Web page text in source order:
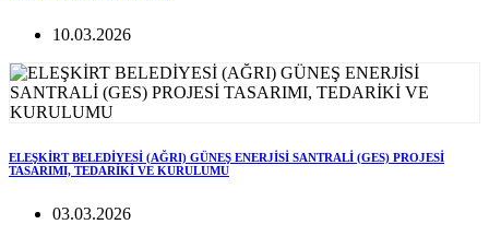
10.03.2026
ELEŞKİRT BELEDİYESİ (AĞRI) GÜNEŞ ENERJİSİ SANTRALİ (GES) PROJESİ
TASARIMI, TEDARİKİ VE KURULUMU
03.03.2026